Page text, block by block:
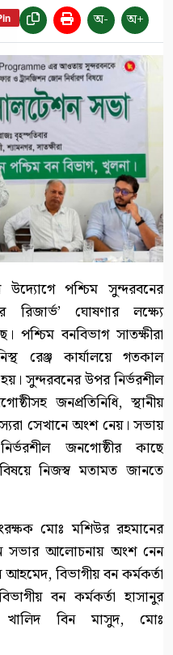
অ- অ+
উদ্যোগে পশ্চিম সুন্দরবনের
রিজার্ভ’ ঘোষণার লক্ষ্যে
পশ্চিম বনবিভাগ সাতক্ষীরা
রেঞ্জ কার্যালয়ে গতকাল
সুন্দরবনের উপর নির্ভরশীল
জনপ্রতিনিধি, স্থানীয়
সেখানে অংশ নেয়। সভায়
জনগোষ্ঠীর কাছে
বিষয়ে নিজস্ব মতামত জানতে
মোঃ মশিউর রহমানের
সভার আলোচনায় অংশ নেন
বিভাগীয় বন কর্মকর্তা
বন কর্মকর্তা হাসানুর
খালিদ বিন মাসুদ, মোঃ